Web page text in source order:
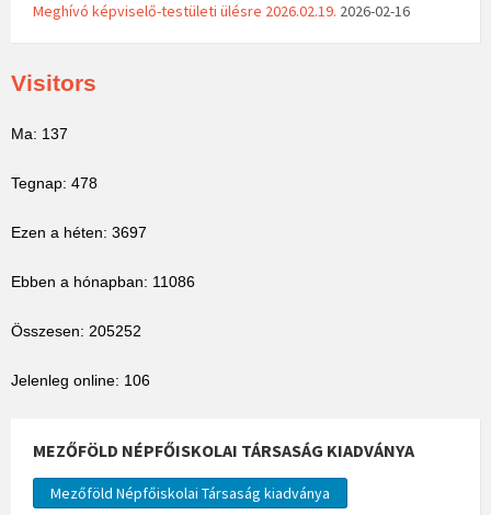
Meghívó képviselő-testületi ülésre 2026.02.19. 2026-02-16
Visitors
Ma: 137
Tegnap: 478
Ezen a héten: 3697
Ebben a hónapban: 11086
Összesen: 205252
Jelenleg online: 106
MEZŐFÖLD NÉPFŐISKOLAI TÁRSASÁG KIADVÁNYA
Mezőföld Népfőiskolai Társaság kiadványa